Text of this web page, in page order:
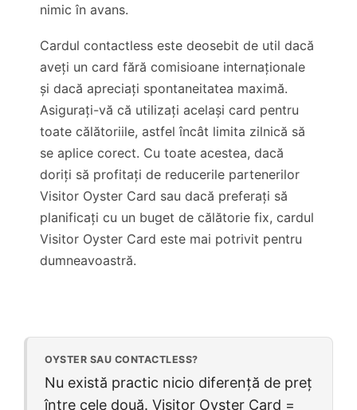
nimic în avans.
Cardul contactless este deosebit de util dacă
aveți un card fără comisioane internaționale
și dacă apreciați spontaneitatea maximă.
Asigurați-vă că utilizați același card pentru
toate călătoriile, astfel încât limita zilnică să
se aplice corect. Cu toate acestea, dacă
doriți să profitați de reducerile partenerilor
Visitor Oyster Card sau dacă preferați să
planificați cu un buget de călătorie fix, cardul
Visitor Oyster Card este mai potrivit pentru
dumneavoastră.
OYSTER SAU CONTACTLESS?
Nu există practic nicio diferență de preț
între cele două. Visitor Oyster Card =